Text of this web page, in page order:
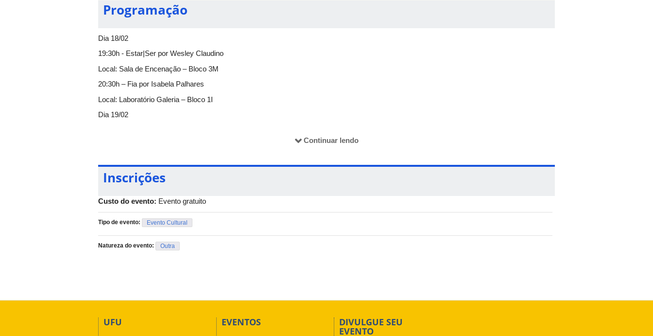
Programação
Dia 18/02
19:30h - Estar|Ser por Wesley Claudino
Local: Sala de Encenação – Bloco 3M
20:30h – Fia por Isabela Palhares
Local: Laboratório Galeria – Bloco 1I
Dia 19/02
Local: Laboratório Galeria – Bloco 1I
Continuar lendo
Inscrições
Custo do evento: Evento gratuito
Tipo de evento: Evento Cultural
Natureza do evento: Outra
UFU EVENTOS DIVULGUE SEU
EVENTO